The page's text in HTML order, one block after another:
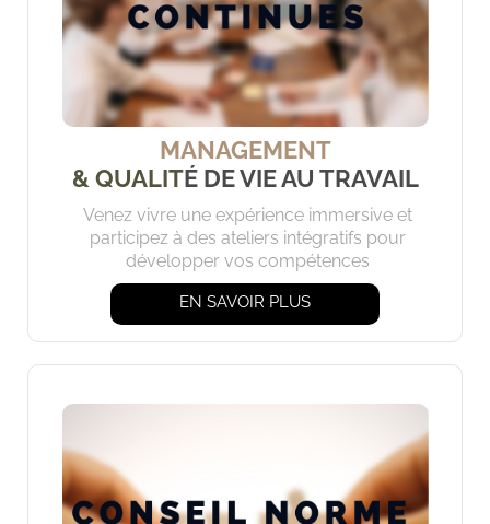
MANAGEMENT
& QUALITÉ DE VIE AU TRAVAIL
Venez vivre une expérience immersive et
participez à des ateliers intégratifs pour
développer vos compétences
EN SAVOIR PLUS